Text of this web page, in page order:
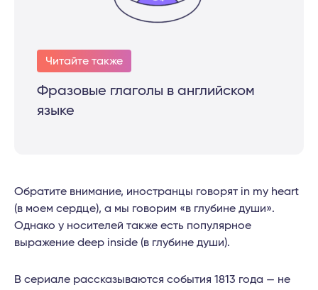
Читайте также
Фразовые глаголы в английском
языке
Обратите внимание, иностранцы говорят in my heart
(в моем сердце), а мы говорим «в глубине души».
Однако у носителей также есть популярное
выражение deep inside (в глубине души).
В сериале рассказываются события 1813 года — не